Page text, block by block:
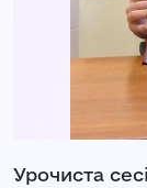
Урочиста